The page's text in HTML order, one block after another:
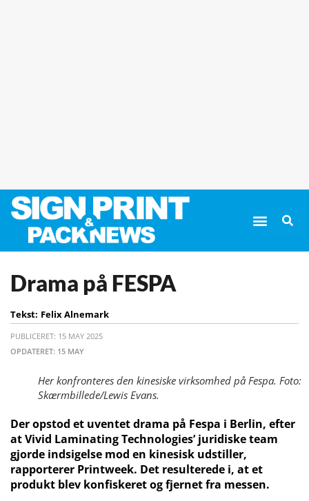
Drama på FESPA
Tekst: Felix Alnemark
PUBLICERET: 15 MAY 2025
OPDATERET: 15 MAY
Her konfronteres den kinesiske virksomhed på Fespa. Foto:
Skærmbillede/Lewis Evans.
Der opstod et uventet drama på Fespa i Berlin, efter
at Vivid Laminating Technologies’ juridiske team
gjorde indsigelse mod en kinesisk udstiller,
rapporterer Printweek. Det resulterede i, at et
produkt blev konfiskeret og fjernet fra messen.